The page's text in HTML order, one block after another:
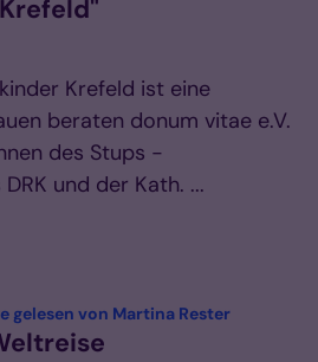
Krefeld ist eine
beraten donum vitae e.V.
des Stups -
und der Kath. ...
gelesen von Martina Rester: